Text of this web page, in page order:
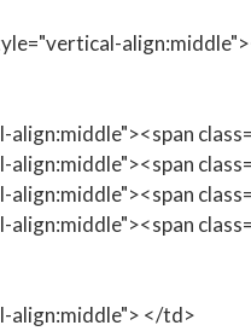
align:middle"> </td>